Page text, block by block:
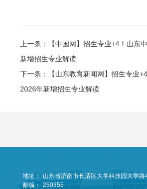
上一条：【中国网】招生专业+4！山东
新增招生专业解读
下一条：【山东教育新闻网】招生专业
2026年新增招生专业解读
地址：
山东省济南市长清区大学科技园大学路
邮编：
250355